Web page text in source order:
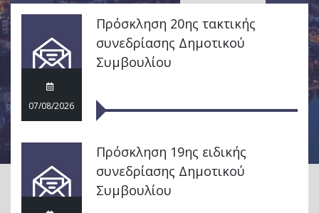
07/08/2026
Πρόσκληση 20ης τακτικής
συνεδρίασης Δημοτικού
Συμβουλίου
Πρόσκληση 19ης ειδικής
συνεδρίασης Δημοτικού
Συμβουλίου